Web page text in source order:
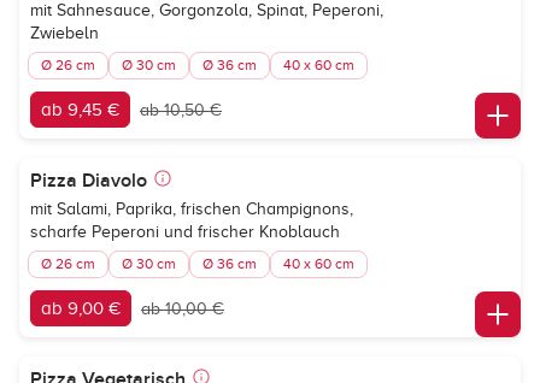
mit Sahnesauce, Gorgonzola, Spinat, Peperoni,
Zwiebeln
Ø 26 cm Ø 30 cm Ø 36 cm 40 x 60 cm
ab 9,45 € ab 10,50 €
Pizza Diavolo
mit Salami, Paprika, frischen Champignons,
scharfe Peperoni und frischer Knoblauch
Ø 26 cm Ø 30 cm Ø 36 cm 40 x 60 cm
ab 9,00 € ab 10,00 €